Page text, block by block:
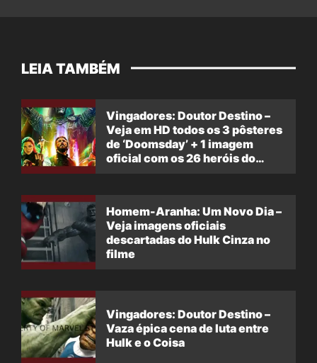
LEIA TAMBÉM
Vingadores: Doutor Destino –
Veja em HD todos os 3 pôsteres
de ‘Doomsday’ + 1 imagem
oficial com os 26 heróis do
Homem-Aranha: Um Novo Dia –
Veja imagens oficiais
descartadas do Hulk Cinza no
filme
Vingadores: Doutor Destino –
Vaza épica cena de luta entre
Hulk e o Coisa